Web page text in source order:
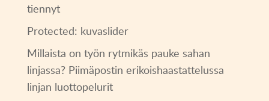
tiennyt
Protected: kuvaslider
Millaista on työn rytmikäs pauke sahan
linjassa? Piimäpostin erikoishaastattelussa
linjan luottopelurit